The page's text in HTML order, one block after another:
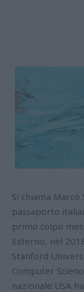
Si chiama
passaporto
primo colpo
Esterno, nel
Stanford
Computer
nazionale USA